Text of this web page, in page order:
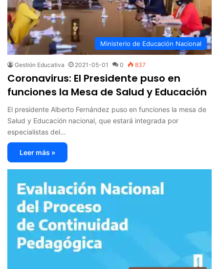
Ministerio de Educación Nacional
Gestión Educativa 2021-05-01 0 837
Coronavirus: El Presidente puso en
funciones la Mesa de Salud y Educación
El presidente Alberto Fernández puso en funciones la mesa de
Salud y Educación nacional, que estará integrada por
especialistas del…
Leer más »